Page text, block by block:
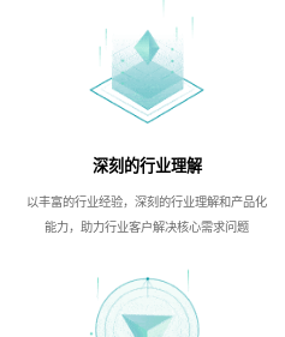
深刻的行业理解
以丰富的行业经验，深刻的行业理解和产品化
能力，助力行业客户解决核心需求问题